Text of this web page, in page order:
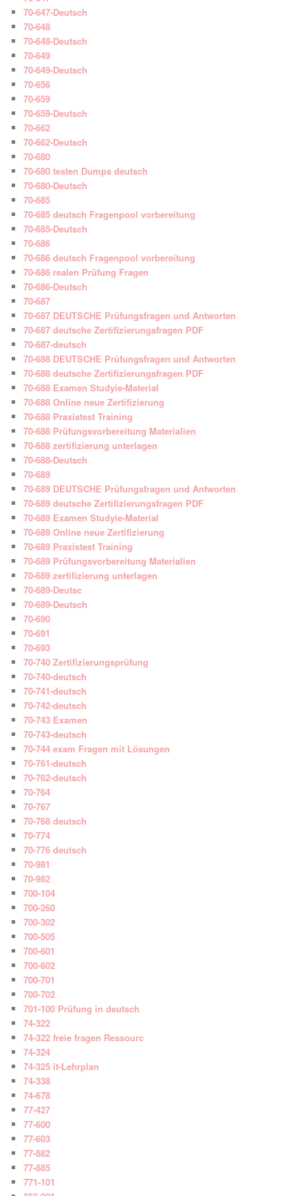
70-647-Deutsch
70-648
70-648-Deutsch
70-649
70-649-Deutsch
70-656
70-659
70-659-Deutsch
70-662
70-662-Deutsch
70-680
70-680 testen Dumps deutsch
70-680-Deutsch
70-685
70-685 deutsch Fragenpool vorbereitung
70-685-Deutsch
70-686
70-686 deutsch Fragenpool vorbereitung
70-686 realen Prüfung Fragen
70-686-Deutsch
70-687
70-687 DEUTSCHE Prüfungsfragen und Antworten
70-687 deutsche Zertifizierungsfragen PDF
70-687-deutsch
70-688 DEUTSCHE Prüfungsfragen und Antworten
70-688 deutsche Zertifizierungsfragen PDF
70-688 Examen Studyie-Material
70-688 Online neue Zertifizierung
70-688 Praxistest Training
70-688 Prüfungsvorbereitung Materialien
70-688 zertifizierung unterlagen
70-688-Deutsch
70-689
70-689 DEUTSCHE Prüfungsfragen und Antworten
70-689 deutsche Zertifizierungsfragen PDF
70-689 Examen Studyie-Material
70-689 Online neue Zertifizierung
70-689 Praxistest Training
70-689 Prüfungsvorbereitung Materialien
70-689 zertifizierung unterlagen
70-689-Deutsc
70-689-Deutsch
70-690
70-691
70-693
70-740 Zertifizierungsprüfung
70-740-deutsch
70-741-deutsch
70-742-deutsch
70-743 Examen
70-743-deutsch
70-744 exam Fragen mit Lösungen
70-761-deutsch
70-762-deutsch
70-764
70-767
70-768 deutsch
70-774
70-776 deutsch
70-981
70-982
700-104
700-260
700-302
700-505
700-601
700-602
700-701
700-702
701-100 Prüfung in deutsch
74-322
74-322 freie fragen Ressourc
74-324
74-325 it-Lehrplan
74-338
74-678
77-427
77-600
77-603
77-882
77-885
771-101